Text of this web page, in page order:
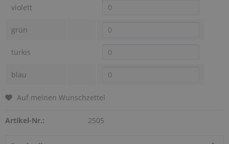
violett
grün
türkis
blau
Auf meinen Wunschzettel
Artikel-Nr.: 2505